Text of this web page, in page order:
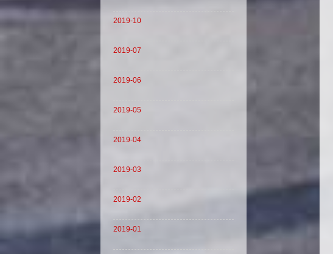
2019-10
2019-07
2019-06
2019-05
2019-04
2019-03
2019-02
2019-01